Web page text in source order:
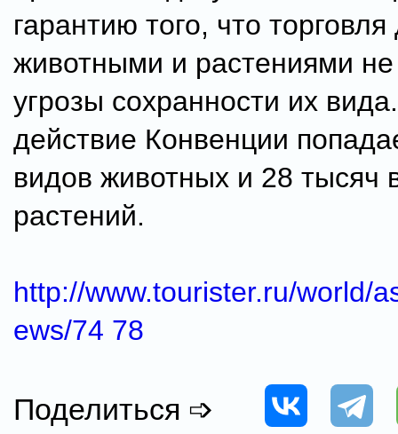
гарантию того, что
животными и растениями не
угрозы сохранности их
действие Конвенции
видов животных и 28 тысяч
растений.
http://www.tourister.ru/world/
ews/74 78
Поделиться ➩